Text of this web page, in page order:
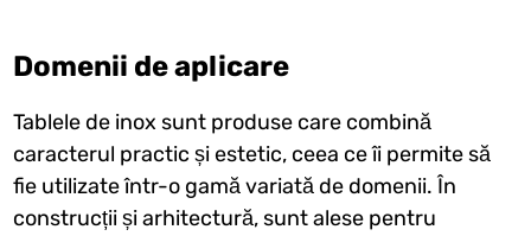
Domenii de aplicare
Tablele de inox sunt produse care combină
caracterul practic și estetic, ceea ce îi permite să
fie utilizate într-o gamă variată de domenii. În
construcții și arhitectură, sunt alese pentru